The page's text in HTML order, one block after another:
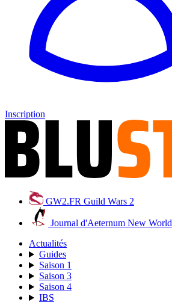
Inscription
GW2.FR Guild Wars 2
Journal d'Aeternum New World
Actualités
Guides
Saison 1
Saison 3
Saison 4
IBS